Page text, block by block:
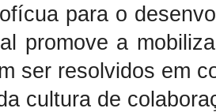
para o
promove a
ser resolvidos em
cultura de